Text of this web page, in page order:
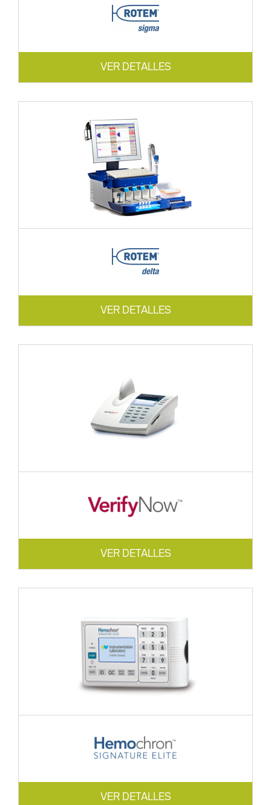
VER DETALLES
VER DETALLES
VER DETALLES
VER DETALLES